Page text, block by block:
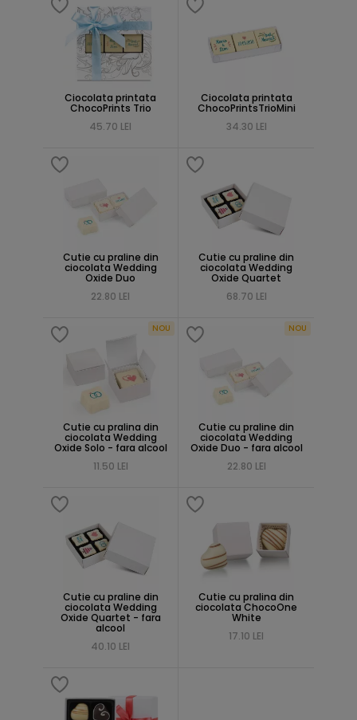
Ciocolata printata
ChocoPrints Trio
45.70 LEI
Ciocolata printata
ChocoPrintsTrioMini
34.30 LEI
Cutie cu praline din
ciocolata Wedding
Oxide Duo
22.80 LEI
Cutie cu praline din
ciocolata Wedding
Oxide Quartet
68.70 LEI
NOU
Cutie cu pralina din
ciocolata Wedding
Oxide Solo - fara alcool
11.50 LEI
NOU
Cutie cu praline din
ciocolata Wedding
Oxide Duo - fara alcool
22.80 LEI
Cutie cu praline din
ciocolata Wedding
Oxide Quartet - fara
alcool
40.10 LEI
Cutie cu pralina din
ciocolata ChocoOne
White
17.10 LEI